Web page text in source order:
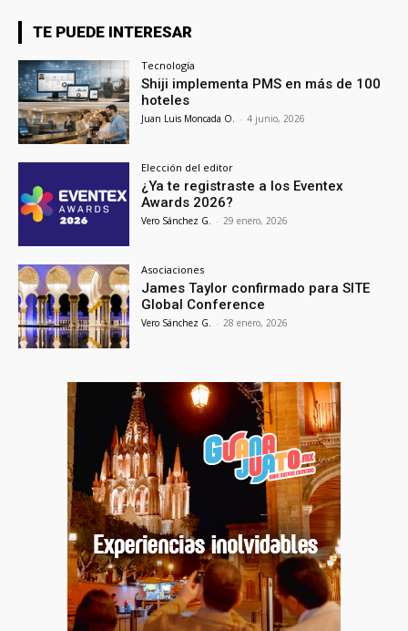
TE PUEDE INTERESAR
Tecnología
Shiji implementa PMS en más de 100
hoteles
Juan Luis Moncada O. - 4 junio, 2026
Elección del editor
¿Ya te registraste a los Eventex
Awards 2026?
Vero Sánchez G. - 29 enero, 2026
Asociaciones
James Taylor confirmado para SITE
Global Conference
Vero Sánchez G. - 28 enero, 2026